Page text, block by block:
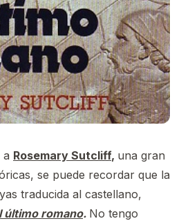
a Rosemary Sutcliff, una gran
se puede recordar que la
traducida al castellano,
último romano. No tengo